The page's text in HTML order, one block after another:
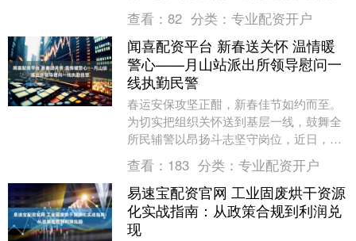
驱动器所变身的特殊战士，基本上就是只
是强化....
查看： 82 分类： 专业配资开户
闻喜配资平台 新春送关怀 温情暖
警心——月山站派出所领导慰问一
线执勤民警
春运安保攻坚正酣，新春佳节如约而至。
为切实把组织关怀送到基层一线，鼓舞全
所民辅警以昂扬斗志坚守岗位，近日，月
山站派出所所领导专程前往柏山警务区、
后寨警务区、焦作....
查看： 183 分类： 专业配资开户
易速宝配资官网 工业固废烘干资源
化实战指南：从政策合规到利润兑
现